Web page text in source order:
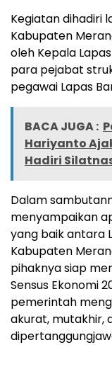
Kegiatan dihadiri
Kabupaten
oleh Kepala
para pejabat
pegawai Lapas
BACA JUGA :
Hariyanto
Hadiri
Dalam
menyampaikan
yang baik antara
Kabupaten
pihaknya siap
Sensus Ekonomi
pemerintah
akurat, mutakhir,